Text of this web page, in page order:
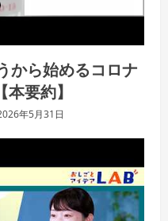
から始めるコロナ
要約】
年5月31日